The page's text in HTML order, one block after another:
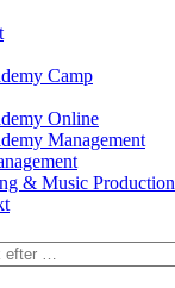
Camp
Online
Management
& Music Production